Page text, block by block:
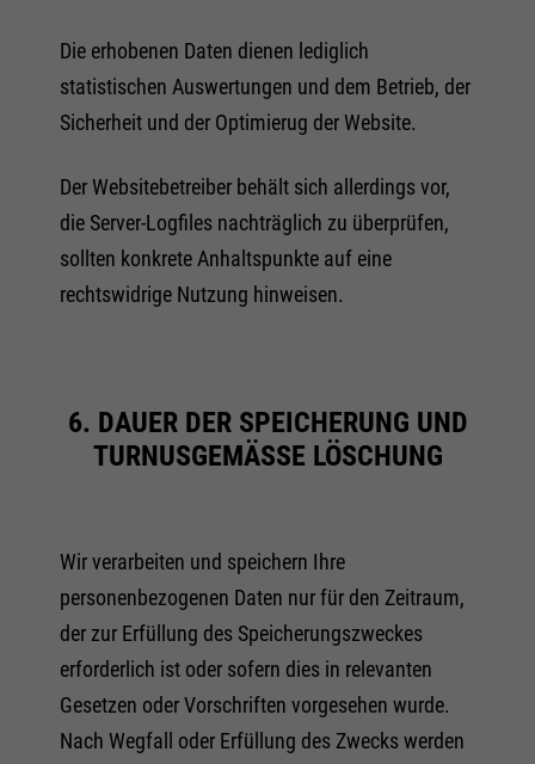
Die erhobenen Daten dienen lediglich
statistischen Auswertungen und dem Betrieb, der
Sicherheit und der Optimierug der Website.
Der Websitebetreiber behält sich allerdings vor,
die Server-Logfiles nachträglich zu überprüfen,
sollten konkrete Anhaltspunkte auf eine
rechtswidrige Nutzung hinweisen.
6. DAUER DER SPEICHERUNG UND
TURNUSGEMÄSSE LÖSCHUNG
Wir verarbeiten und speichern Ihre
personenbezogenen Daten nur für den Zeitraum,
der zur Erfüllung des Speicherungszweckes
erforderlich ist oder sofern dies in relevanten
Gesetzen oder Vorschriften vorgesehen wurde.
Nach Wegfall oder Erfüllung des Zwecks werden